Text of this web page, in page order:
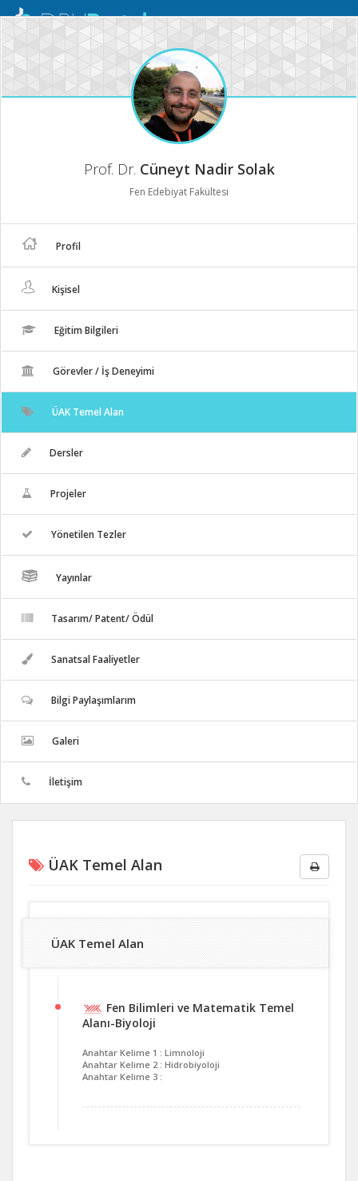
Mobil
Prof. Dr. Cüneyt Nadir Solak
Fen Edebiyat Fakültesi
Profil
Kişisel
Eğitim Bilgileri
Görevler / İş Deneyimi
ÜAK Temel Alan
Dersler
Projeler
Yönetilen Tezler
Yayınlar
Tasarım/ Patent/ Ödül
Sanatsal Faaliyetler
Bilgi Paylaşımlarım
Galeri
İletişim
ÜAK Temel Alan
ÜAK Temel Alan
Fen Bilimleri ve Matematik Temel
Alanı-Biyoloji
Anahtar Kelime 1 : Limnoloji
Anahtar Kelime 2 : Hidrobiyoloji
Anahtar Kelime 3 :